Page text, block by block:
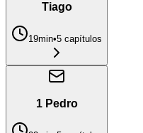
Tiago
19min•5 capítulos
1 Pedro